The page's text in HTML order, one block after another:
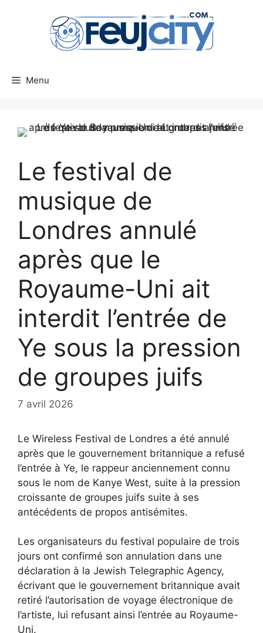
Menu
Le festival de
musique de
Londres annulé
après que le
Royaume-Uni ait
interdit l’entrée de
Ye sous la pression
de groupes juifs
7 avril 2026
Le Wireless Festival de Londres a été annulé
après que le gouvernement britannique a refusé
l’entrée à Ye, le rappeur anciennement connu
sous le nom de Kanye West, suite à la pression
croissante de groupes juifs suite à ses
antécédents de propos antisémites.
Les organisateurs du festival populaire de trois
jours ont confirmé son annulation dans une
déclaration à la Jewish Telegraphic Agency,
écrivant que le gouvernement britannique avait
retiré l’autorisation de voyage électronique de
l’artiste, lui refusant ainsi l’entrée au Royaume-
Uni.